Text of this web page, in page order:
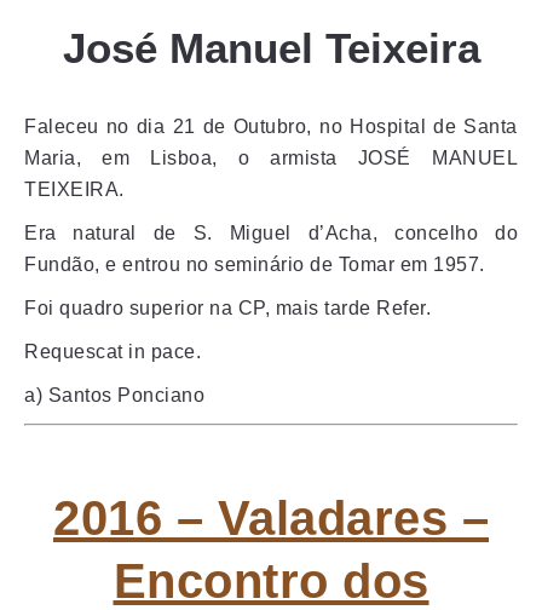
José Manuel Teixeira
Faleceu no dia 21 de Outubro, no Hospital de Santa
Maria, em Lisboa, o armista JOSÉ MANUEL
TEIXEIRA.
Era natural de S. Miguel d’Acha, concelho do
Fundão, e entrou no seminário de Tomar em 1957.
Foi quadro superior na CP, mais tarde Refer.
Requescat in pace.
a) Santos Ponciano
2016 – Valadares –
Encontro dos